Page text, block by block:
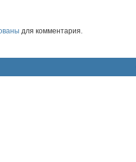
для комментария.